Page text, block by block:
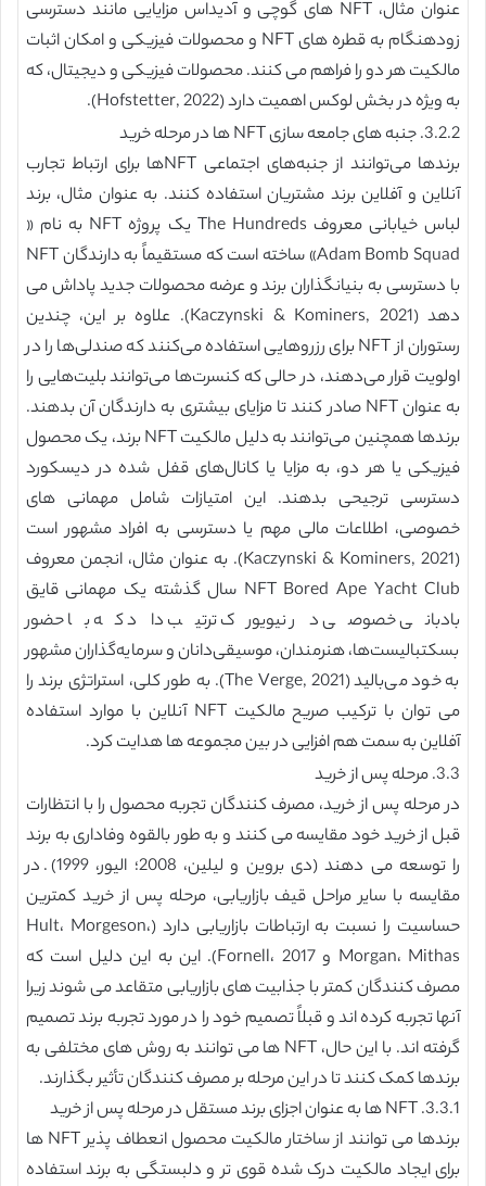
عنوان مثال، NFT های گوچی و آدیداس مزایایی مانند دسترسی
زودهنگام به قطره های NFT و محصولات فیزیکی و امکان اثبات
مالکیت هر دو را فراهم می کنند. محصولات فیزیکی و دیجیتال، که
به ویژه در بخش لوکس اهمیت دارد (Hofstetter, 2022).
3.2.2. جنبه های جامعه سازی NFT ها در مرحله خرید
برندها می‌توانند از جنبه‌های اجتماعی NFTها برای ارتباط تجارب
آنلاین و آفلاین برند مشتریان استفاده کنند. به عنوان مثال، برند
لباس خیابانی معروف The Hundreds یک پروژه NFT به نام «
Adam Bomb Squad» ساخته است که مستقیماً به دارندگان NFT
با دسترسی به بنیانگذاران برند و عرضه محصولات جدید پاداش می
دهد (Kaczynski & Kominers, 2021). علاوه بر این، چندین
رستوران از NFT برای رزروهایی استفاده می‌کنند که صندلی‌ها را در
اولویت قرار می‌دهند، در حالی که کنسرت‌ها می‌توانند بلیت‌هایی را
به عنوان NFT صادر کنند تا مزایای بیشتری به دارندگان آن بدهند.
برندها همچنین می‌توانند به دلیل مالکیت NFT برند، یک محصول
فیزیکی یا هر دو، به مزایا یا کانال‌های قفل شده در دیسکورد
دسترسی ترجیحی بدهند. این امتیازات شامل مهمانی های
خصوصی، اطلاعات مالی مهم یا دسترسی به افراد مشهور است
(Kaczynski & Kominers, 2021). به عنوان مثال، انجمن معروف
NFT Bored Ape Yacht Club سال گذشته یک مهمانی قایق
بادبانی خصوصی در نیویورک ترتیب داد که با حضور
بسکتبالیست‌ها، هنرمندان، موسیقی‌دانان و سرمایه‌گذاران مشهور
به خود می‌بالید (The Verge, 2021). به طور کلی، استراتژی برند را
می توان با ترکیب صریح مالکیت NFT آنلاین با موارد استفاده
آفلاین به سمت هم افزایی در بین مجموعه ها هدایت کرد.
3.3. مرحله پس از خرید
در مرحله پس از خرید، مصرف کنندگان تجربه محصول را با انتظارات
قبل از خرید خود مقایسه می کنند و به طور بالقوه وفاداری به برند
را توسعه می دهند (دی بروین و لیلین، 2008؛ الیور، 1999). در
مقایسه با سایر مراحل قیف بازاریابی، مرحله پس از خرید کمترین
حساسیت را نسبت به ارتباطات بازاریابی دارد (Hult، Morgeson،
Morgan، Mithas و Fornell، 2017). این به این دلیل است که
مصرف کنندگان کمتر با جذابیت های بازاریابی متقاعد می شوند زیرا
آنها تجربه کرده اند و قبلاً تصمیم خود را در مورد تجربه برند تصمیم
گرفته اند. با این حال، NFT ها می توانند به روش های مختلفی به
برندها کمک کنند تا در این مرحله بر مصرف کنندگان تأثیر بگذارند.
3.3.1. NFT ها به عنوان اجزای برند مستقل در مرحله پس از خرید
برندها می توانند از ساختار مالکیت محصول انعطاف پذیر NFT ها
برای ایجاد مالکیت درک شده قوی تر و دلبستگی به برند استفاده